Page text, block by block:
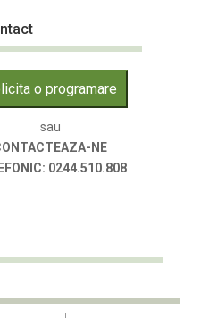
o programare
sau
NE
0244.510.808